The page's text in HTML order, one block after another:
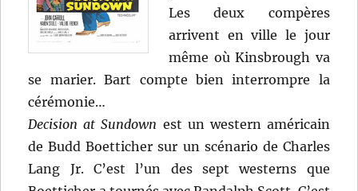
Les deux compères
arrivent en ville le jour
même où Kinsbrough va
se marier. Bart compte bien interrompre la
cérémonie…
Decision at Sundown est un western américain
de Budd Boetticher sur un scénario de Charles
Lang Jr. C’est l’un des sept westerns que